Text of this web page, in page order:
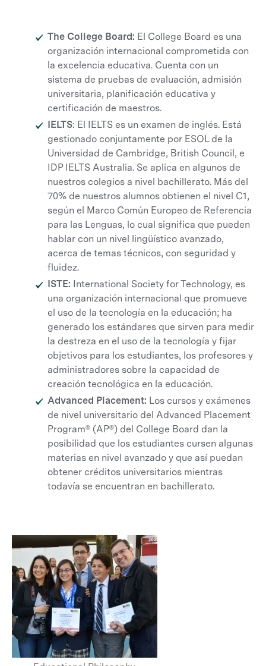
The College Board: El College Board es una
organización internacional comprometida con
la excelencia educativa. Cuenta con un
sistema de pruebas de evaluación, admisión
universitaria, planificación educativa y
certificación de maestros.
IELTS: El IELTS es un examen de inglés. Está
gestionado conjuntamente por ESOL de la
Universidad de Cambridge, British Council, e
IDP IELTS Australia. Se aplica en algunos de
nuestros colegios a nivel bachillerato. Más del
70% de nuestros alumnos obtienen el nivel C1,
según el Marco Común Europeo de Referencia
para las Lenguas, lo cual significa que pueden
hablar con un nivel lingüístico avanzado,
acerca de temas técnicos, con seguridad y
fluidez.
ISTE: International Society for Technology, es
una organización internacional que promueve
el uso de la tecnología en la educación; ha
generado los estándares que sirven para medir
la destreza en el uso de la tecnología y fijar
objetivos para los estudiantes, los profesores y
administradores sobre la capacidad de
creación tecnológica en la educación.
Advanced Placement: Los cursos y exámenes
de nivel universitario del Advanced Placement
Program® (AP®) del College Board dan la
posibilidad que los estudiantes cursen algunas
materias en nivel avanzado y que así puedan
obtener créditos universitarios mientras
todavía se encuentran en bachillerato.